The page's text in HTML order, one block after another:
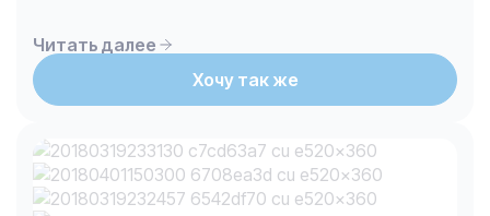
Читать далее
Хочу так же